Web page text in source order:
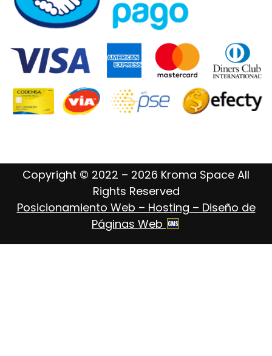
Copyright © 2022 – 2026 Kroma Space All
Rights Reserved
Posicionamiento Web – Hosting – Diseño de
Páginas Web